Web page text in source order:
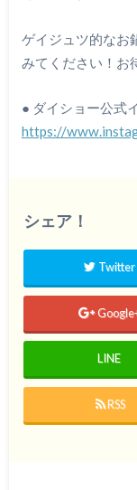
ゲイジュツ的なお
みてください！お
● ダイショー公式
https://
シェア！
Twitter
LINE
RSS